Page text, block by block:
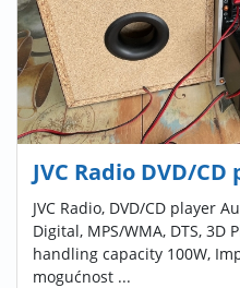
JVC Radio DVD/
JVC Radio, DVD/CD player
Digital, MPS/WMA, DTS, 3D
handling capacity 100W,
mogućnost ...